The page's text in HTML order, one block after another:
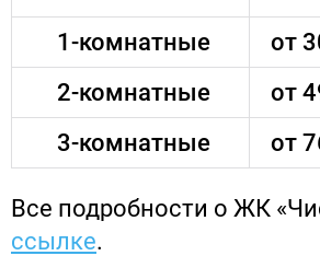
1-комнатные от
2-комнатные
от
3-комнатные
от
Все подробности о ЖК
ссылке.